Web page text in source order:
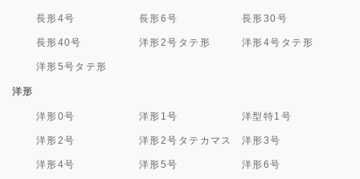
長形4号 長形6号 長形30号
長形40号 洋形2号タテ形 洋形4号タテ形
洋形5号タテ形
洋形
洋形0号 洋形1号 洋型特1号
洋形2号 洋形2号タテカマス 洋形3号
洋形4号 洋形5号 洋形6号